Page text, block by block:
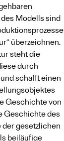
Modells sind
überzeichnen.
steht die
durch
schafft einen
Geschichte von
Geschichte des
gesetzlichen